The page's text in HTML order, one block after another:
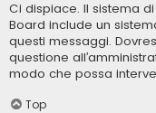
Ci dispiace. Il sistema
Board include un
questi messaggi.
questione
modo che possa
Top